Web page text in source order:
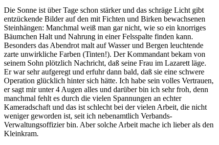
Die Sonne ist über Tage schon stärker und das schräge Licht gibt
entzückende Bilder auf den mit Fichten und Birken bewachsenen
Steinhängen: Manchmal weiß man gar nicht, wie so ein knorriges
Bäumchen Halt und Nahrung in einer Felsspalte finden kann.
Besonders das Abendrot malt auf Wasser und Bergen leuchtende
zarte unwirkliche Farben (Tinten!). Der Kommandant bekam von
seinem Sohn plötzlich Nachricht, daß seine Frau im Lazarett läge.
Er war sehr aufgeregt und erfuhr dann bald, daß sie eine schwere
Operation glücklich hinter sich hätte. Ich habe sein volles Vertrauen,
er sagt mir unter 4 Augen alles und darüber bin ich sehr froh, denn
manchmal fehlt es durch die vielen Spannungen an echter
Kameradschaft und das ist schlecht bei der vielen Arbeit, die nicht
weniger geworden ist, seit ich nebenamtlich Verbands-
Verwaltungsoffizier bin. Aber solche Arbeit mache ich lieber als den
Kleinkram.